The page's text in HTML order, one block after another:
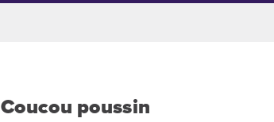
Coucou poussin